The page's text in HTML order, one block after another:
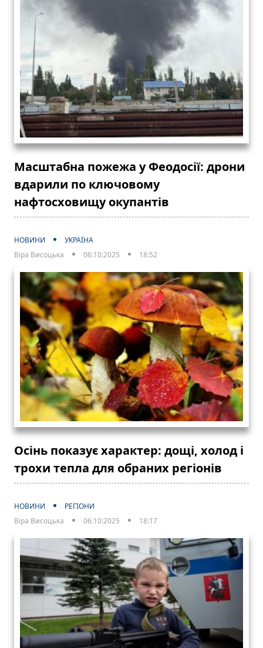
Масштабна пожежа у Феодосії: дрони
вдарили по ключовому
нафтосховищу окупантів
НОВИНИ
УКРАЇНА
Віра Висоцька
06:10:2025 18:52
Осінь показує характер: дощі, холод і
трохи тепла для обраних регіонів
НОВИНИ
РЕГІОНИ
Віра Висоцька
06:10:2025 18:17